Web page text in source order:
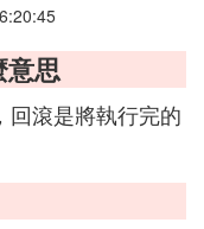
意思
回滾是將執行完的